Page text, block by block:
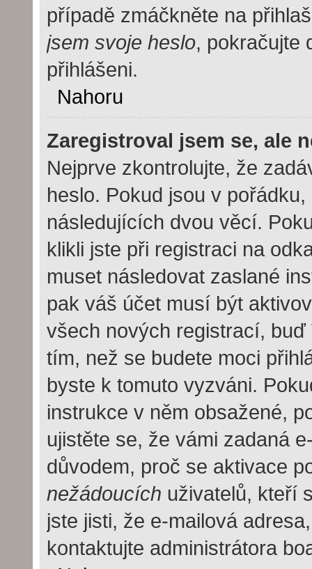
případě zmáčkněte na
jsem svoje heslo, pokračujte
přihlášeni.
Nahoru
Zaregistroval jsem se, ale
Nejprve zkontrolujte, že
heslo. Pokud jsou v
následujících dvou věcí.
klikli jste při registraci na
muset následovat zaslané
pak váš účet musí být
všech nových registrací,
tím, než se budete moci
byste k tomuto vyzváni.
instrukce v něm obsažené,
ujistěte se, že vámi zadaná
důvodem, proč se aktivace
nežádoucích uživatelů, kteří
jste jisti, že e-mailová
kontaktujte administrátora